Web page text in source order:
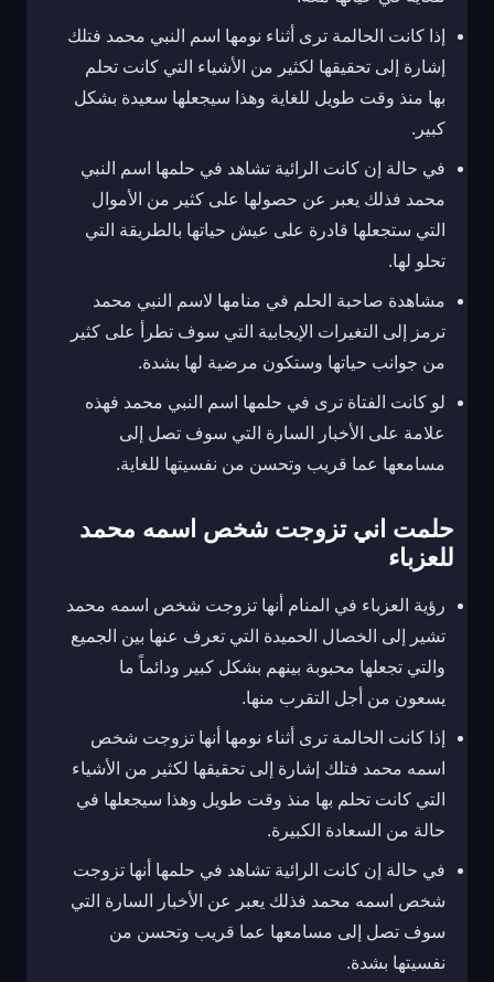
إذا كانت الحالمة ترى أثناء نومها اسم النبي محمد فتلك
إشارة إلى تحقيقها لكثير من الأشياء التي كانت تحلم
بها منذ وقت طويل للغاية وهذا سيجعلها سعيدة بشكل
كبير.
في حالة إن كانت الرائية تشاهد في حلمها اسم النبي
محمد فذلك يعبر عن حصولها على كثير من الأموال
التي ستجعلها قادرة على عيش حياتها بالطريقة التي
تحلو لها.
مشاهدة صاحبة الحلم في منامها لاسم النبي محمد
ترمز إلى التغيرات الإيجابية التي سوف تطرأ على كثير
من جوانب حياتها وستكون مرضية لها بشدة.
لو كانت الفتاة ترى في حلمها اسم النبي محمد فهذه
علامة على الأخبار السارة التي سوف تصل إلى
مسامعها عما قريب وتحسن من نفسيتها للغاية.
حلمت اني تزوجت شخص اسمه محمد
للعزباء
رؤية العزباء في المنام أنها تزوجت شخص اسمه محمد
تشير إلى الخصال الحميدة التي تعرف عنها بين الجميع
والتي تجعلها محبوبة بينهم بشكل كبير ودائماً ما
يسعون من أجل التقرب منها.
إذا كانت الحالمة ترى أثناء نومها أنها تزوجت شخص
اسمه محمد فتلك إشارة إلى تحقيقها لكثير من الأشياء
التي كانت تحلم بها منذ وقت طويل وهذا سيجعلها في
حالة من السعادة الكبيرة.
في حالة إن كانت الرائية تشاهد في حلمها أنها تزوجت
شخص اسمه محمد فذلك يعبر عن الأخبار السارة التي
سوف تصل إلى مسامعها عما قريب وتحسن من
نفسيتها بشدة.